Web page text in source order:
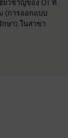
ยวชาญของ OT ที่
(การออกแบบ
กษา) ในสาขา